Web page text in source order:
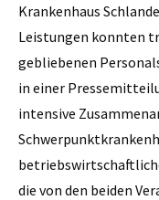
Krankenhaus
Leistungen konnten
gebliebenen
in einer
intensive
die von den beiden